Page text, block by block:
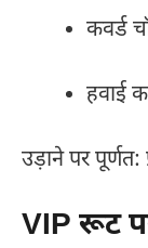
कवर्ड
हवाई
उड़ाने पर पूर्णत:
VIP रूट